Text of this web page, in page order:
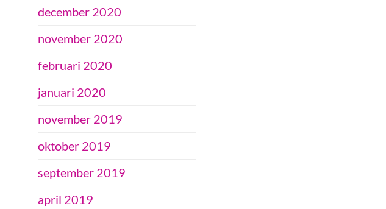
december 2020
november 2020
februari 2020
januari 2020
november 2019
oktober 2019
september 2019
april 2019